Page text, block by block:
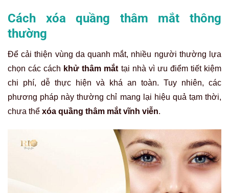
Cách xóa quầng thâm mắt thông
thường
Để cải thiện vùng da quanh mắt, nhiều người thường lựa
chọn các cách khử thâm mắt tại nhà vì ưu điểm tiết kiệm
chi phí, dễ thực hiện và khá an toàn. Tuy nhiên, các
phương pháp này thường chỉ mang lại hiệu quả tạm thời,
chưa thể xóa quầng thâm mắt vĩnh viễn.